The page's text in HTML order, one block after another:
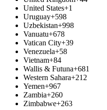
United States+1
Uruguay+598
Uzbekistan+998
Vanuatu+678
Vatican City+39
Venezuela+58
Vietnam+84
Wallis & Futuna+681
Western Sahara+212
Yemen+967
Zambia+260
Zimbabwe+263